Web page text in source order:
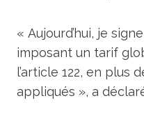
« Aujourd’hui, je
imposant un tarif
l’article 122, en plus
appliqués », a